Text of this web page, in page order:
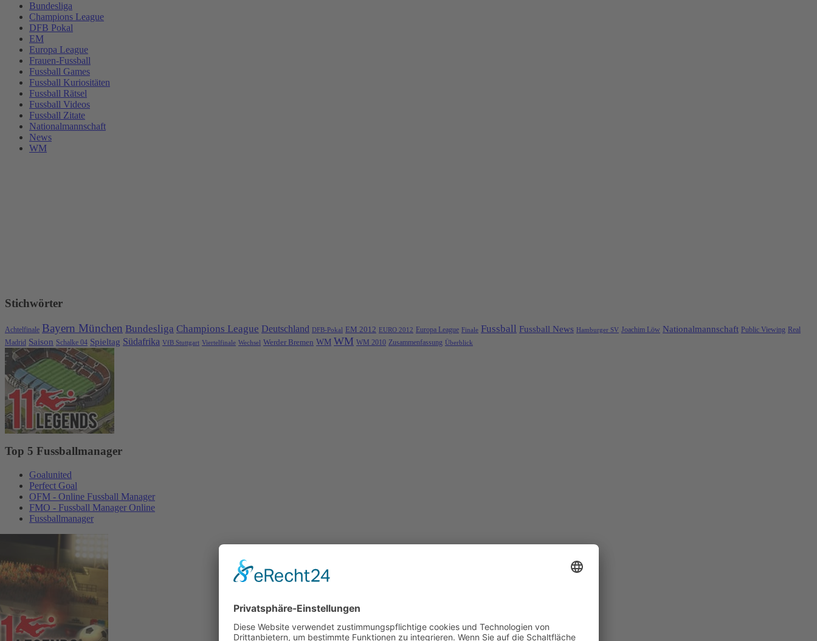
Bundesliga
Champions League
DFB Pokal
EM
Europa League
Frauen-Fussball
Fussball Games
Fussball Kuriositäten
Fussball Rätsel
Fussball Videos
Fussball Zitate
Nationalmannschaft
News
WM
Stichwörter
Achtelfinale Bayern München Bundesliga Champions League Deutschland DFB-Pokal EM 2012 EURO 2012 Europa League Finale Fussball Fussball News Hamburger SV Joachim Löw Nationalmannschaft Public Viewing Real
Madrid Saison Schalke 04 Spieltag Südafrika VfB Stuttgart Viertelfinale Wechsel Werder Bremen WM WM WM 2010 Zusammenfassung Überblick
Top 5 Fussballmanager
Goalunited
Perfect Goal
OFM - Online Fussball Manager
FMO - Fussball Manager Online
Fussballmanager